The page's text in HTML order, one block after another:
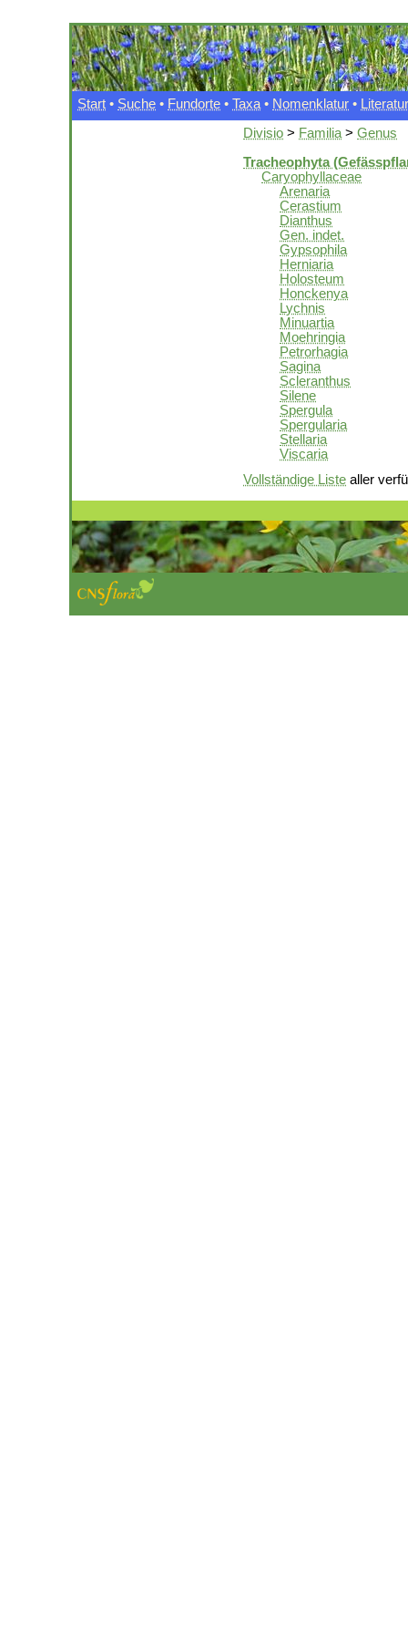
Start • Suche • Fundorte • Taxa • Nomenklatur • Literatur
Divisio > Familia > Genus
Tracheophyta
Caryophyllaceae
Arenaria
Cerastium
Dianthus
Gen. indet.
Gypsophila
Herniaria
Holosteum
Honckenya
Lychnis
Minuartia
Moehringia
Petrorhagia
Sagina
Scleranthus
Silene
Spergula
Spergularia
Stellaria
Viscaria
Vollständige Liste aller